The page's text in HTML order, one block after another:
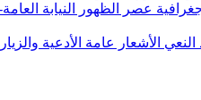
عصر الظهور النيابة
النعي الأشعار عامة الأدعية